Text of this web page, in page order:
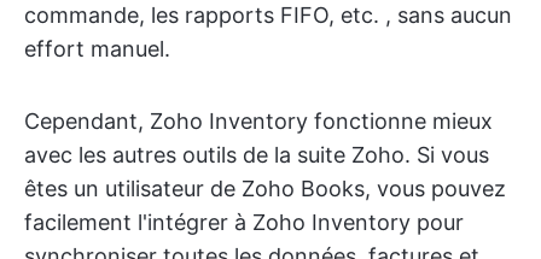
commande, les rapports FIFO, etc. , sans aucun
effort manuel.
Cependant, Zoho Inventory fonctionne mieux
avec les autres outils de la suite Zoho. Si vous
êtes un utilisateur de Zoho Books, vous pouvez
facilement l'intégrer à Zoho Inventory pour